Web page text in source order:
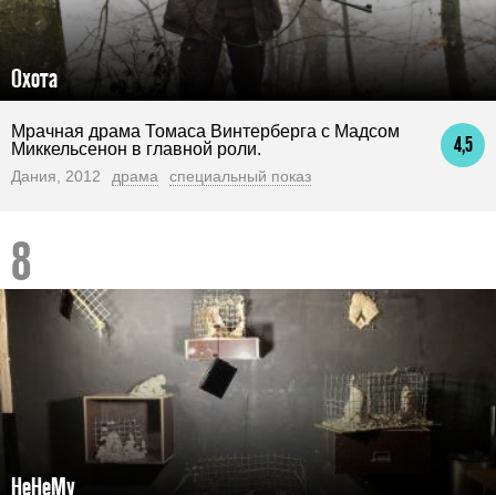
Охота
4,5
Мрачная драма Томаса Винтерберга с Мадсом
Миккельсенон в главной роли.
Дания, 2012 драма специальный показ
НеНеМу